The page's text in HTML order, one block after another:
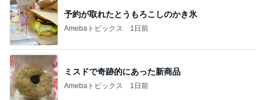
予約が取れたとうもろこしのかき氷
Amebaトピックス 1日前
ミスドで奇跡的にあった新商品
Amebaトピックス 1日前